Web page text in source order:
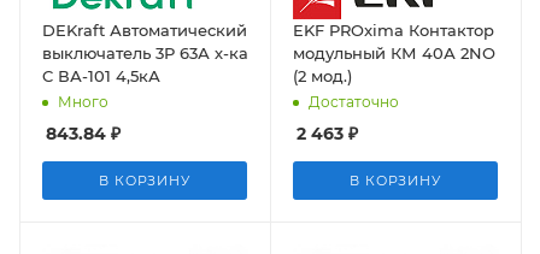
DEKraft Автоматический
выключатель 3Р 63А х-ка
C ВА-101 4,5кА
Много
843.84 ₽
В КОРЗИНУ
EKF PROxima Контактор
модульный КМ 40А 2NО
(2 мод.)
Достаточно
2 463 ₽
В КОРЗИНУ